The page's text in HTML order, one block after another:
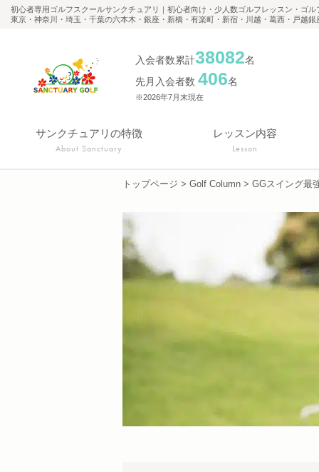
初心者専用ゴルフスクールサンクチュアリ｜初心者向け・少人数ゴルフレッスン・ゴル
東京・神奈川・埼玉・千葉の六本木・銀座・新橋・有楽町・新宿・川越・葛西・戸越
入会者数累計38082名
先月入会者数 406名
※2026年7月末現在
サンクチュアリの特徴
About Sanctuary
レッスン内容
Lesson
トップページ > Golf Column > GGスイング最